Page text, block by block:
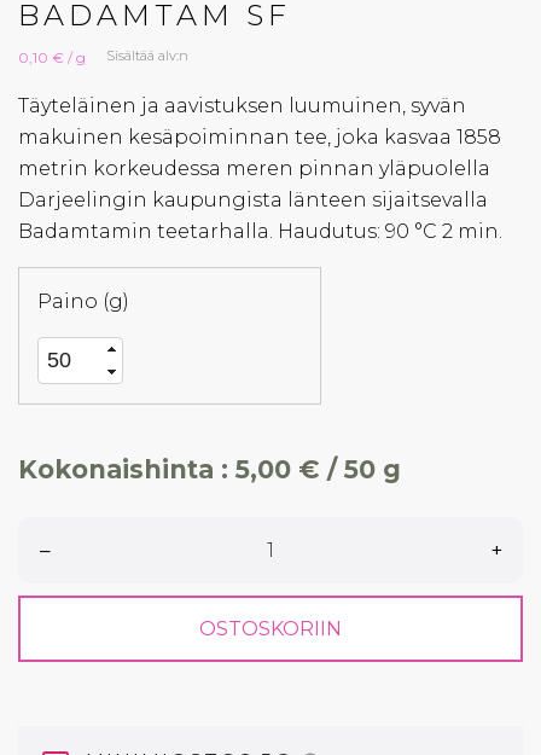
BADAMTAM SF
0,10 € / g Sisältää alv:n
Täyteläinen ja aavistuksen luumuinen, syvän
makuinen kesäpoiminnan tee, joka kasvaa 1858
metrin korkeudessa meren pinnan yläpuolella
Darjeelingin kaupungista länteen sijaitsevalla
Badamtamin teetarhalla. Haudutus: 90 °C 2 min.
Paino (g)
Kokonaishinta : 5,00 € / 50 g
– +
OSTOSKORIIN